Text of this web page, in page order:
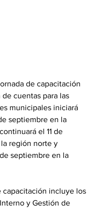
de capacitación
cuentas para las
municipales iniciará
septiembre en la
el 11 de
región norte y
septiembre en la
capacitación incluye los
y Gestión de